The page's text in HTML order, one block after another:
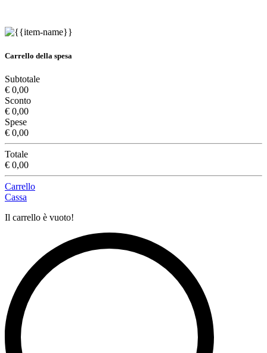
Carrello della spesa
Subtotale
€ 0,00
Sconto
€ 0,00
Spese
€ 0,00
Totale
€ 0,00
Carrello
Cassa
Il carrello è vuoto!